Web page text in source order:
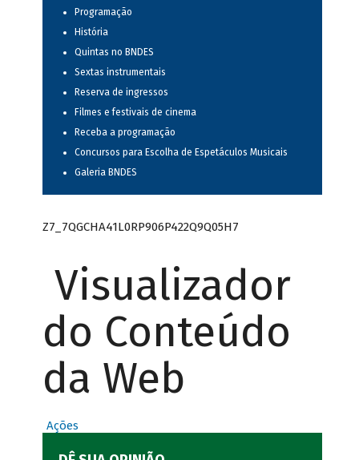
Programação
História
Quintas no BNDES
Sextas instrumentais
Reserva de ingressos
Filmes e festivais de cinema
Receba a programação
Concursos para Escolha de Espetáculos Musicais
Galeria BNDES
Z7_7QGCHA41L0RP906P422Q9Q05H7
Visualizador
do Conteúdo
da Web
Ações